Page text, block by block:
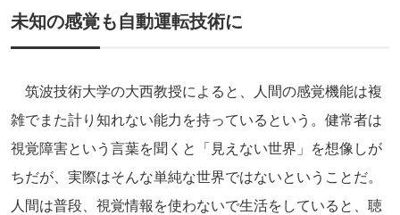
未知の感覚も自動運転技術に
筑波技術大学の大西教授によると、人間の感覚機能は複
雑でまた計り知れない能力を持っているという。健常者は
視覚障害という言葉を聞くと「見えない世界」を想像しが
ちだが、実際はそんな単純な世界ではないということだ。
人間は普段、視覚情報を使わないで生活をしていると、聴